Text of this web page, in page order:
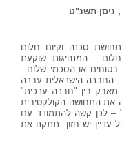
סכנה וקיום חלום
המנהיגות שוקעת
בטוחים או הסכמי שלום.
החברה הישראלית עברה
מאבק בין "חברה ערכית"
את התחושה הקולקטיבית
– לכן קשה להתמודד עם
עדיין יש חזון. תתקנו את